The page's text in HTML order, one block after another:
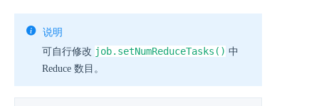
说明
可自行修改 job.setNumReduceTasks() 中
Reduce 数目。